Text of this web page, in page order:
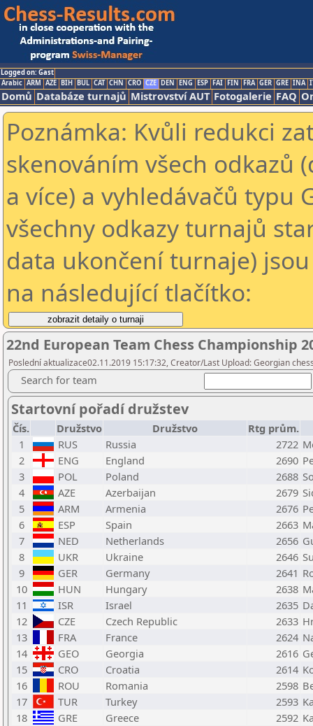
Logged on: Gast
Arabic ARM AZE BIH BUL CAT CHN CRO CZE DEN ENG ESP FAI FIN FRA GER GRE INA
Domů Databáze turnajů Mistrovství AUT Fotogalerie FAQ
Poznámka: Kvůli redukci
skenováním všech odkazů
a více) a vyhledávačů typu
všechny odkazy turnajů
data ukončení turnaje)
na následující tlačítko:
22nd European Team Chess Championship
Poslední aktualizace02.11.2019 15:17:32, Creator/Last Upload: Georgian
Search for team
Startovní pořadí družstev
Čís. Družstvo Družstvo
Rtg prům.
1
RUS Russia 2722
2
ENG England 2690
3
POL Poland 2688
4
AZE Azerbaijan 2679
5
ARM Armenia 2676
6
ESP Spain 2663
7
NED Netherlands 2656
8
UKR Ukraine 2646
9
GER Germany 2641
10
HUN Hungary 2638
11
ISR Israel 2635
12
CZE Czech Republic 2633
13
FRA France 2624
14
GEO Georgia 2616
15
CRO Croatia 2614
16
ROU Romania 2598
17
TUR Turkey 2593
18
GRE Greece 2592